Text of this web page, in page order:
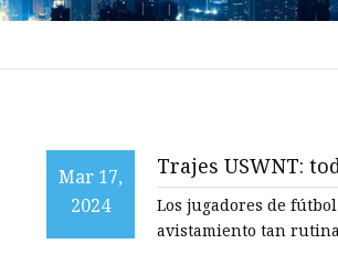
Top de
Camisetas
Traje
Mar 17,
2024
Trajes USWNT:
Mundial Femenina
Los jugadores de
avistamiento tan